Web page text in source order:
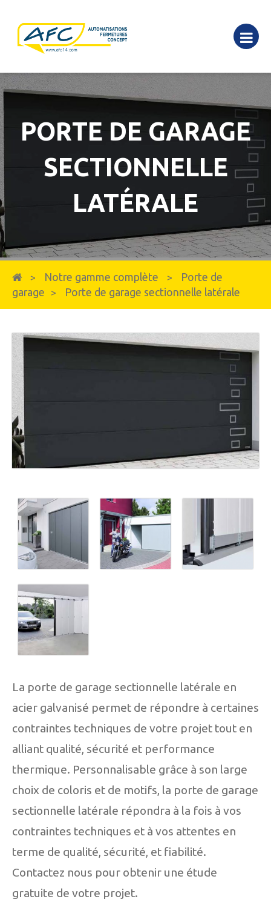
PORTE DE GARAGE
SECTIONNELLE
LATÉRALE
> Notre gamme complète >
Porte de
garage
> Porte de garage sectionnelle latérale
La porte de garage sectionnelle latérale en
acier galvanisé permet de répondre à certaines
contraintes techniques de votre projet tout en
alliant qualité, sécurité et performance
thermique. Personnalisable grâce à son large
choix de coloris et de motifs, la porte de garage
sectionnelle latérale répondra à la fois à vos
contraintes techniques et à vos attentes en
terme de qualité, sécurité, et fiabilité.
Contactez nous pour obtenir une étude
gratuite de votre projet.